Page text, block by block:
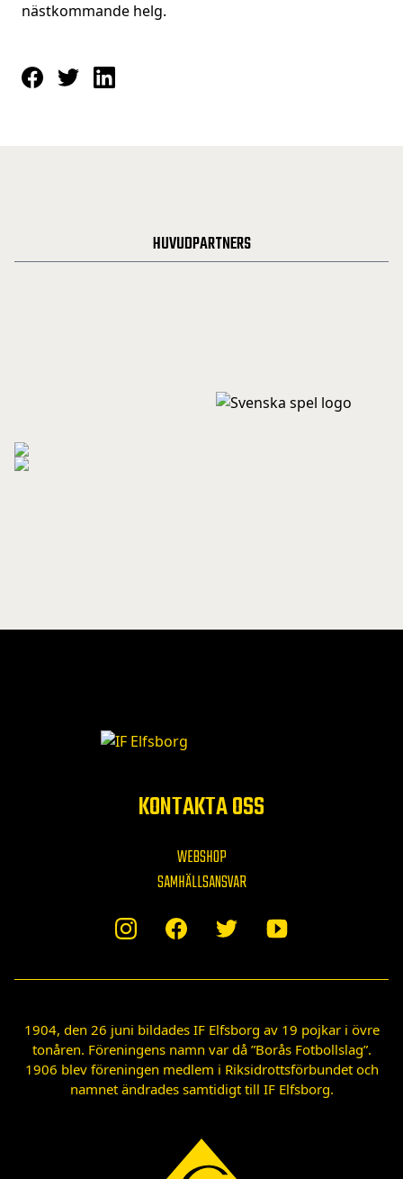
nästkommande helg.
HUVUDPARTNERS
KONTAKTA OSS
WEBSHOP
SAMHÄLLSANSVAR
1904, den 26 juni bildades IF Elfsborg av 19 pojkar i övre
tonåren. Föreningens namn var då ”Borås Fotbollslag”.
1906 blev föreningen medlem i Riksidrottsförbundet och
namnet ändrades samtidigt till IF Elfsborg.